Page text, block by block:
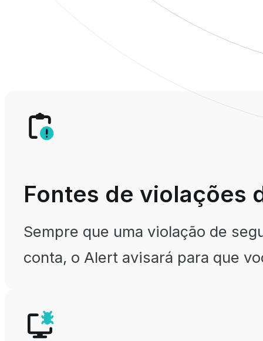
Fontes de violações
Sempre que uma violação de
conta, o Alert avisará para que